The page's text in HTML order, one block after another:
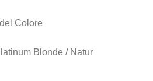
Colore
Blonde / Natur